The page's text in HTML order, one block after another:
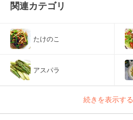
関連カテゴリ
たけのこ
アスパラ
続きを表示する